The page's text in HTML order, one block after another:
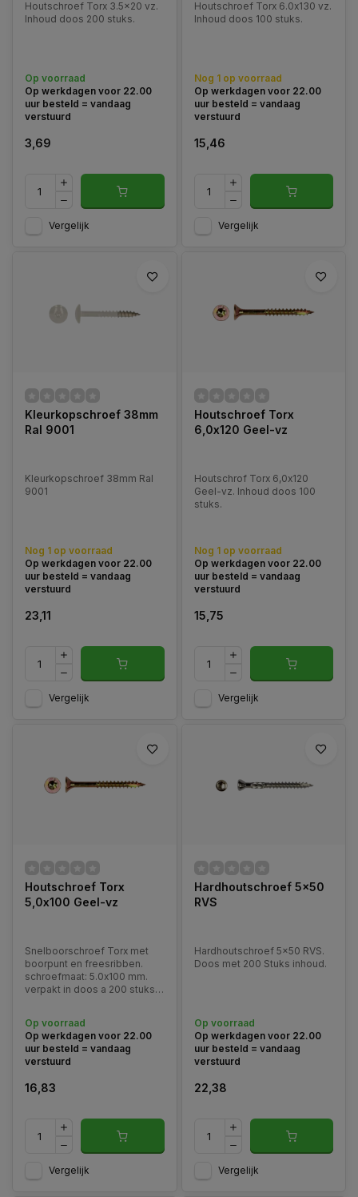
Houtschroef Torx 3.5x20 vz.
Inhoud doos 200 stuks.
Op voorraad
Op werkdagen voor 22.00
uur besteld = vandaag
verstuurd
3,69
Vergelijk
Houtschroef Torx 6.0x130 vz.
Inhoud doos 100 stuks.
Nog 1 op voorraad
Op werkdagen voor 22.00
uur besteld = vandaag
verstuurd
15,46
Vergelijk
Kleurkopschroef 38mm
Ral 9001
Kleurkopschroef 38mm Ral
9001
Nog 1 op voorraad
Op werkdagen voor 22.00
uur besteld = vandaag
verstuurd
23,11
Vergelijk
Houtschroef Torx
6,0x120 Geel-vz
Houtschrof Torx 6,0x120
Geel-vz. Inhoud doos 100
stuks.
Nog 1 op voorraad
Op werkdagen voor 22.00
uur besteld = vandaag
verstuurd
15,75
Vergelijk
Houtschroef Torx
5,0x100 Geel-vz
Snelboorschroef Torx met
boorpunt en freesribben.
schroefmaat: 5.0x100 mm.
verpakt in doos a 200 stuks.
tuinhout)
Op voorraad
Op werkdagen voor 22.00
uur besteld = vandaag
verstuurd
16,83
Vergelijk
Hardhoutschroef 5x50
RVS
Hardhoutschroef 5x50 RVS.
Doos met 200 Stuks inhoud.
Op voorraad
Op werkdagen voor 22.00
uur besteld = vandaag
verstuurd
22,38
Vergelijk